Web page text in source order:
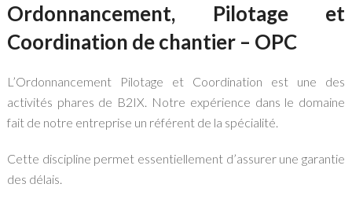
Ordonnancement, Pilotage et
Coordination de chantier – OPC
L’Ordonnancement Pilotage et Coordination est une des
activités phares de B2IX. Notre expérience dans le domaine
fait de notre entreprise un référent de la spécialité.
Cette discipline permet essentiellement d’assurer une garantie
des délais.